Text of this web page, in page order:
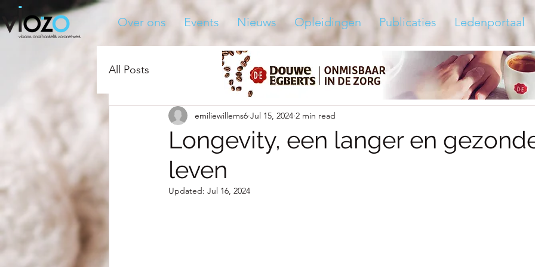
Over ons Events Nieuws Opleidingen Publicaties Ledenportaal
All Posts
Longevity, een langer en
leven
emiliewillems6 Jul 15, 2024 2 min read
Updated: Jul 16, 2024